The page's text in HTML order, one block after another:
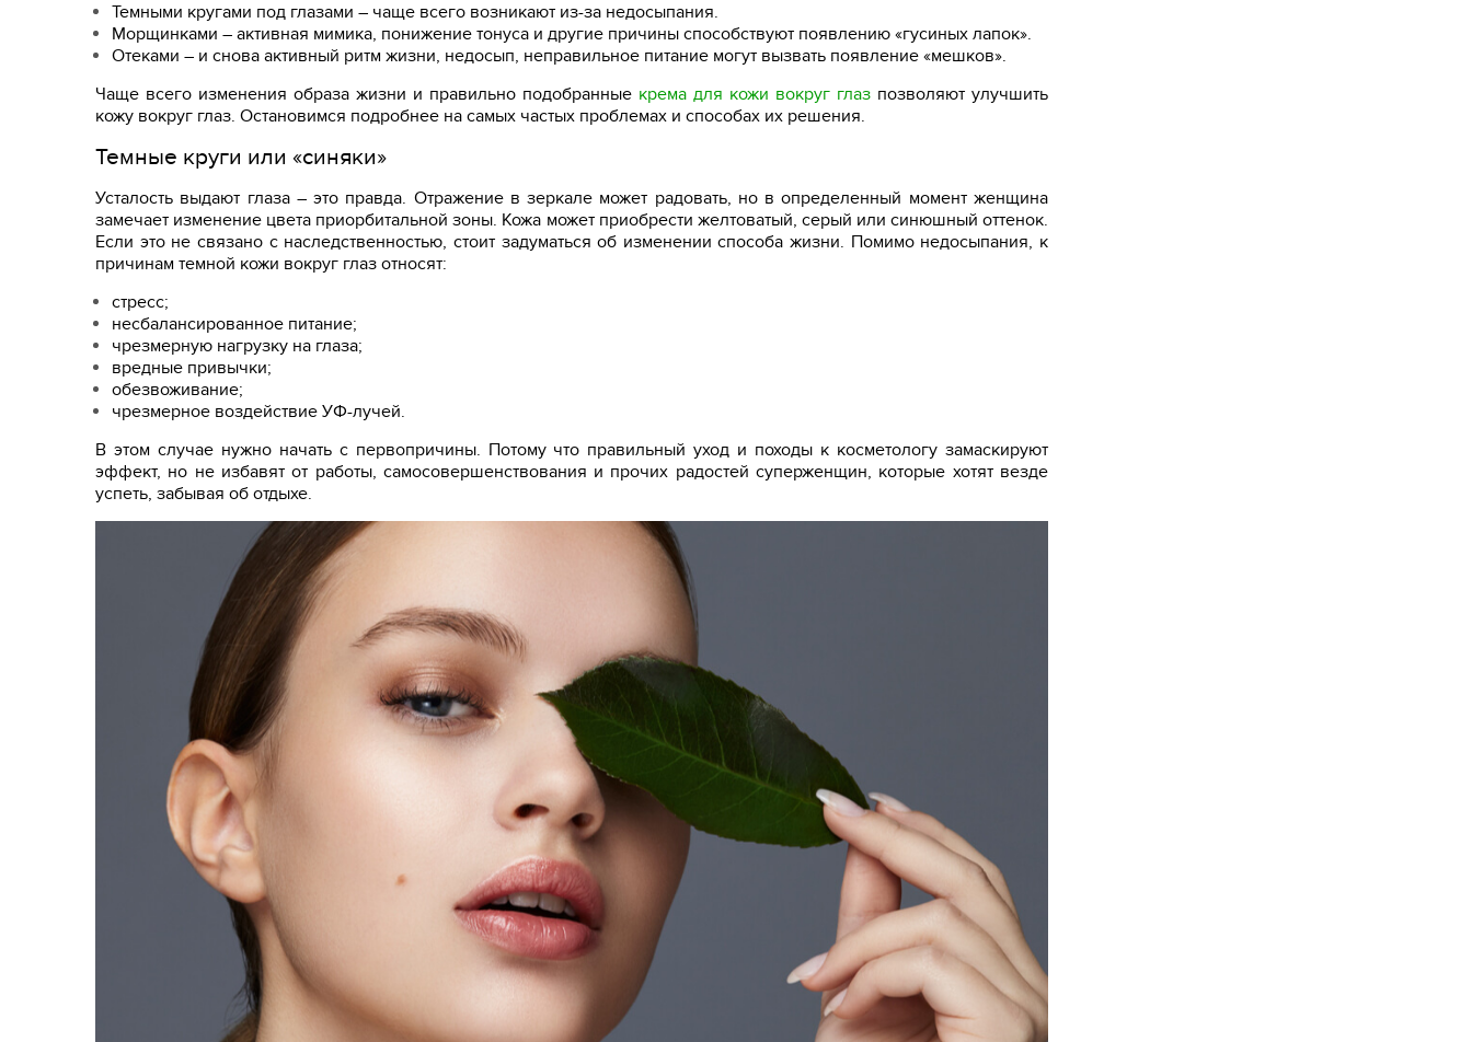
Темными кругами под глазами – чаще всего возникают из-за недосыпания.
Морщинками – активная мимика, понижение тонуса и другие причины способствуют появлению «гусиных лапок».
Отеками – и снова активный ритм жизни, недосып, неправильное питание могут вызвать появление «мешков».
Чаще всего изменения образа жизни и правильно подобранные крема для кожи вокруг глаз позволяют улучшить
кожу вокруг глаз. Остановимся подробнее на самых частых проблемах и способах их решения.
Темные круги или «синяки»
Усталость выдают глаза – это правда. Отражение в зеркале может радовать, но в определенный момент женщина
замечает изменение цвета приорбитальной зоны. Кожа может приобрести желтоватый, серый или синюшный оттенок.
Если это не связано с наследственностью, стоит задуматься об изменении способа жизни. Помимо недосыпания, к
причинам темной кожи вокруг глаз относят:
стресс;
несбалансированное питание;
чрезмерную нагрузку на глаза;
вредные привычки;
обезвоживание;
чрезмерное воздействие УФ-лучей.
В этом случае нужно начать с первопричины. Потому что правильный уход и походы к косметологу замаскируют
эффект, но не избавят от работы, самосовершенствования и прочих радостей суперженщин, которые хотят везде
успеть, забывая об отдыхе.